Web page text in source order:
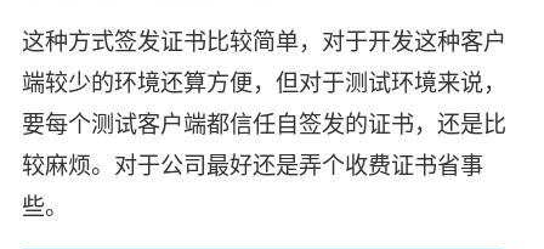
这种方式签发证书比较简单，对于开发这种客户
端较少的环境还算方便，但对于测试环境来说，
要每个测试客户端都信任自签发的证书，还是比
较麻烦。对于公司最好还是弄个收费证书省事
些。